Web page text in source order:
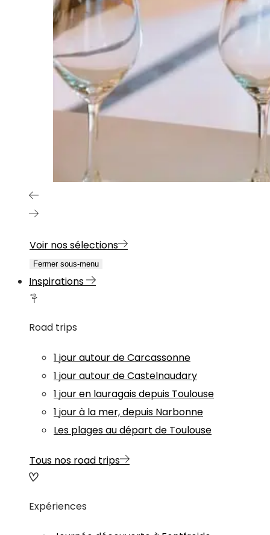
Voir nos sélections
Fermer sous-menu
Inspirations
Road trips
1 jour autour de Carcassonne
1 jour autour de Castelnaudary
1 jour en lauragais depuis Toulouse
1 jour à la mer, depuis Narbonne
Les plages au départ de Toulouse
Tous nos road trips
Expériences